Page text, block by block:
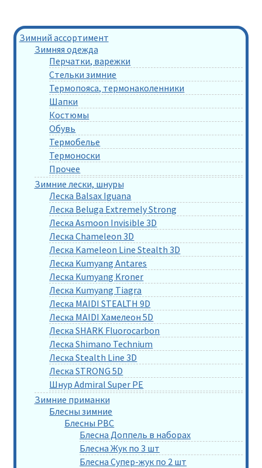
Зимний ассортимент
Зимняя одежда
Перчатки, варежки
Стельки зимние
Термопояса, термонаколенники
Шапки
Костюмы
Обувь
Термобелье
Термоноски
Прочее
Зимние лески, шнуры
Леска Balsax Iguana
Леска Beluga Extremely Strong
Леска Asmoon Invisible 3D
Леска Chameleon 3D
Леска Kameleon Line Stealth 3D
Леска Kumyang Antares
Леска Kumyang Kroner
Леска Kumyang Tiagra
Леска MAIDI STEALTH 9D
Леска MAIDI Хамелеон 5D
Леска SHARK Fluorocarbon
Леска Shimano Technium
Леска Stealth Line 3D
Леска STRONG 5D
Шнур Admiral Super PE
Зимние приманки
Блесны зимние
Блесны РВС
Блесна Доппель в наборах
Блесна Жук по 3 шт
Блесна Супер-жук по 2 шт